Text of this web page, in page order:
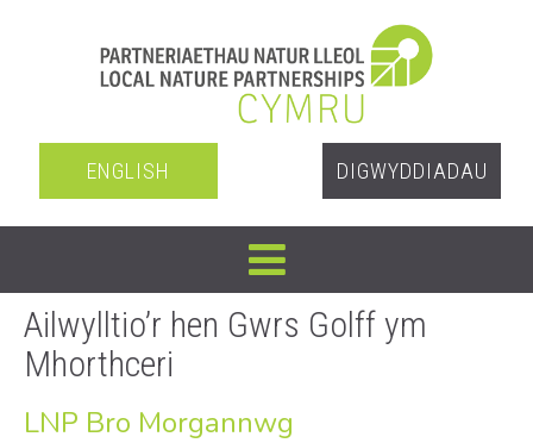
ENGLISH DIGWYDDIADAU
Ailwylltio’r hen Gwrs Golff ym
Mhorthceri
LNP Bro Morgannwg